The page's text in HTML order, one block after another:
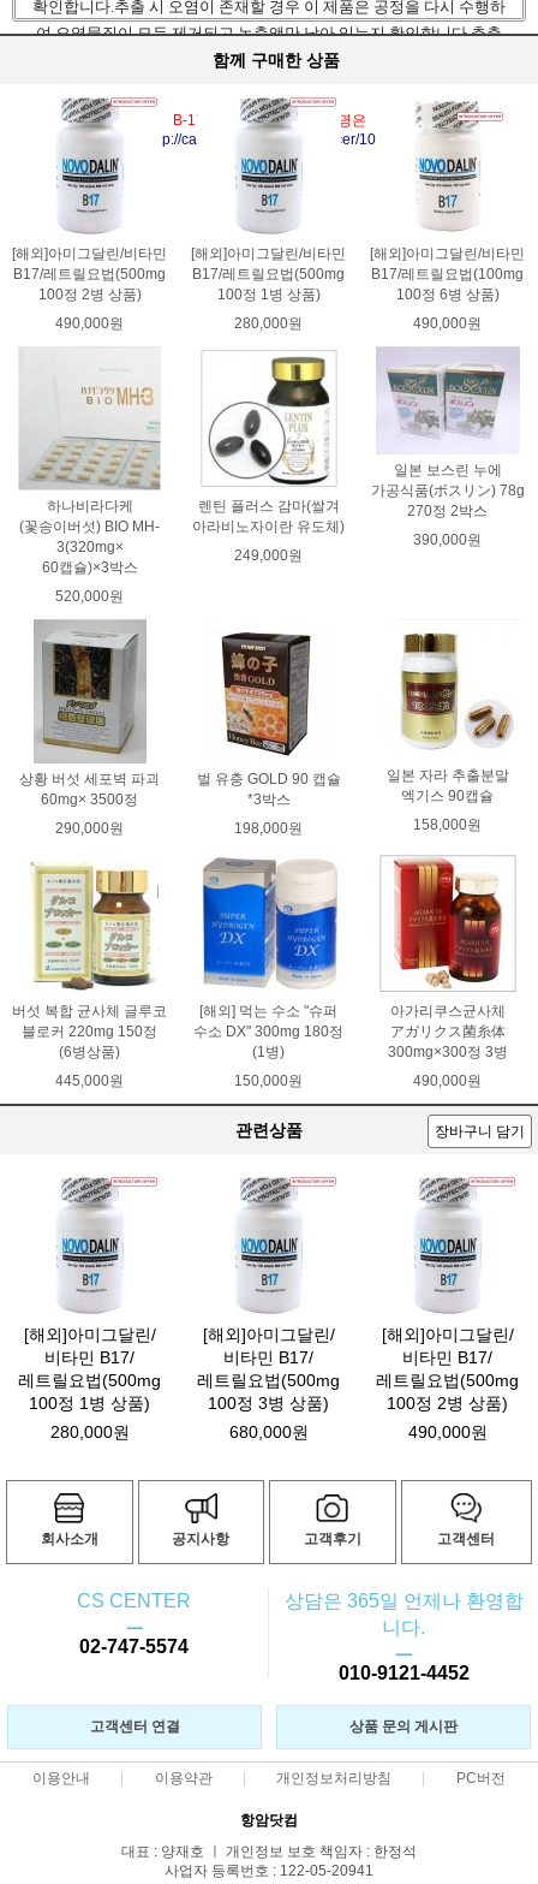
확인합니다. 추출 시 오염이 존재할 경우 이 제품은 공정을 다시 수행하
여 오염물질이 모두 제거되고 농축액만 남아 있는지 확인합니다.추출
물이 승인되면 보충제 제작에 활용됩니다.
B-17 에 에 대한 자세한 설명은
http://cafe.naver.com/lovecancer/1079
함께 구매한 상품
[해외]아미그달린/비타민
B17/레트릴요법(500mg
100정 2병 상품)
490,000원
[해외]아미그달린/비타민
B17/레트릴요법(500mg
100정 1병 상품)
280,000원
[해외]아미그달린/비타민
B17/레트릴요법(100mg
100정 6병 상품)
490,000원
하나비라다케
(꽃송이버섯) BIO MH-
3(320mg×
60캡슐)×3박스
520,000원
렌틴 플러스 감마(쌀겨
아라비노자이란 유도체)
249,000원
일본 보스린 누에
가공식품(ボスリン) 78g
270정 2박스
390,000원
상황 버섯 세포벽 파괴
60mg× 3500정
290,000원
벌 유충 GOLD 90 캡슐
*3박스
198,000원
일본 자라 추출분말
엑기스 90캡슐
158,000원
버섯 복합 균사체 글루코
블로커 220mg 150정
(6병상품)
445,000원
[해외] 먹는 수소 "슈퍼
수소 DX" 300mg 180정
(1병)
150,000원
아가리쿠스균사체
アガリクス菌糸体
300mg×300정 3병
490,000원
관련상품 장바구니 담기
[해외]아미그달린/
비타민 B17/
레트릴요법(500mg
100정 1병 상품)
280,000원
[해외]아미그달린/
비타민 B17/
레트릴요법(500mg
100정 3병 상품)
680,000원
[해외]아미그달린/
비타민 B17/
레트릴요법(500mg
100정 2병 상품)
490,000원
회사소개 공지사항 고객후기 고객센터
CS CENTER
ㅡ
02-747-5574
상담은 365일 언제나 환영합
니다.
ㅡ
010-9121-4452
고객센터 연결 상품 문의 게시판
이용안내 이용약관 개인정보처리방침 PC버전
항암닷컴
대표 : 양재호 ㅣ 개인정보 보호 책임자 : 한정석
사업자 등록번호 : 122-05-20941